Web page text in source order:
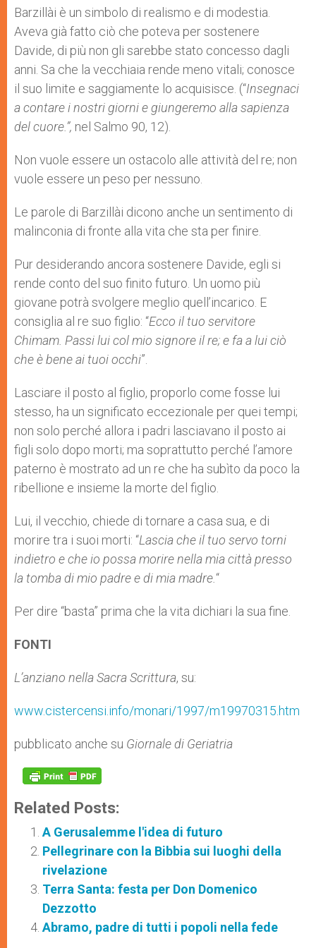
Barzillài è un simbolo di realismo e di modestia.
Aveva già fatto ciò che poteva per sostenere
Davide, di più non gli sarebbe stato concesso dagli
anni. Sa che la vecchiaia rende meno vitali; conosce
il suo limite e saggiamente lo acquisisce. (“Insegnaci
a contare i nostri giorni e giungeremo alla sapienza
del cuore.”, nel Salmo 90, 12).
Non vuole essere un ostacolo alle attività del re; non
vuole essere un peso per nessuno.
Le parole di Barzillài dicono anche un sentimento di
malinconia di fronte alla vita che sta per finire.
Pur desiderando ancora sostenere Davide, egli si
rende conto del suo finito futuro. Un uomo più
giovane potrà svolgere meglio quell’incarico. E
consiglia al re suo figlio: “Ecco il tuo servitore
Chimam. Passi lui col mio signore il re; e fa a lui ciò
che è bene ai tuoi occhi”.
Lasciare il posto al figlio, proporlo come fosse lui
stesso, ha un significato eccezionale per quei tempi;
non solo perché allora i padri lasciavano il posto ai
figli solo dopo morti; ma soprattutto perché l’amore
paterno è mostrato ad un re che ha subìto da poco la
ribellione e insieme la morte del figlio.
Lui, il vecchio, chiede di tornare a casa sua, e di
morire tra i suoi morti: “Lascia che il tuo servo torni
indietro e che io possa morire nella mia città presso
la tomba di mio padre e di mia madre. “
Per dire “basta” prima che la vita dichiari la sua fine.
FONTI
L’anziano nella Sacra Scrittura, su:
www.cistercensi.info/monari/1997/m19970315.htm
pubblicato anche su Giornale di Geriatria
Related Posts:
A Gerusalemme l'idea di futuro
Pellegrinare con la Bibbia sui luoghi della
rivelazione
Terra Santa: festa per Don Domenico
Dezzotto
Abramo, padre di tutti i popoli nella fede